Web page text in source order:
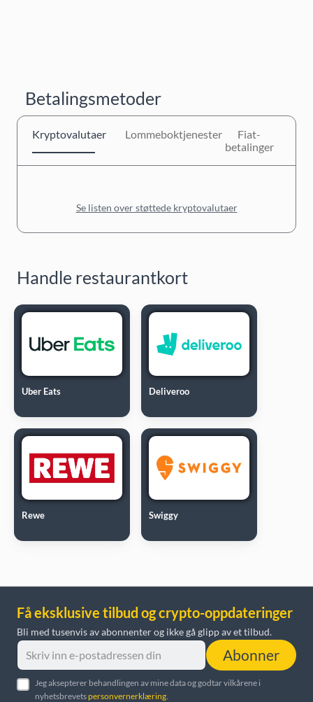
Betalingsmetoder
Kryptovalutaer Lommeboktjenester
Fiat-
betalinger
Se listen over støttede kryptovalutaer
Handle restaurantkort
Uber Eats Deliveroo
Rewe Swiggy
Få eksklusive tilbud og crypto-oppdateringer
Bli med tusenvis av abonnenter og ikke gå glipp av et tilbud.
Abonner
Jeg aksepterer behandlingen av mine data og godtar vilkårene i
nyhetsbrevetspersonvernerklæring